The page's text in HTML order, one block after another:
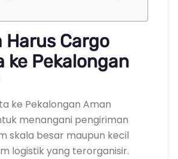
Harus Cargo
ke Pekalongan
ke Pekalongan Aman
menangani pengiriman
skala besar maupun kecil
logistik yang terorganisir.